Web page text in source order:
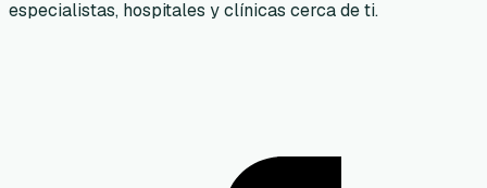
especialistas, hospitales y clínicas cerca de ti.